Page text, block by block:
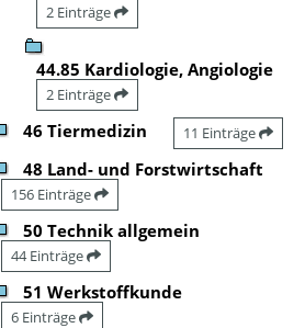
2 Einträge
44.85 Kardiologie, Angiologie
2 Einträge
46 Tiermedizin 11 Einträge
48 Land- und Forstwirtschaft
156 Einträge
50 Technik allgemein
44 Einträge
51 Werkstoffkunde
6 Einträge